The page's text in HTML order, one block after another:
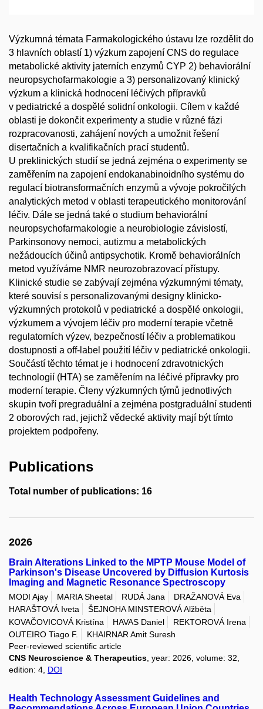
Výzkumná témata Farmakologického ústavu lze rozdělit do
3 hlavních oblastí 1) výzkum zapojení CNS do regulace
metabolické aktivity jaterních enzymů CYP 2) behaviorální
neuropsychofarmakologie a 3) personalizovaný klinický
výzkum a klinická hodnocení léčivých přípravků
v pediatrické a dospělé solidní onkologii. Cílem v každé
oblasti je dokončit experimenty a studie v různé fázi
rozpracovanosti, zahájení nových a umožnit řešení
disertačních a kvalifikačních prací studentů.
U preklinických studií se jedná zejména o experimenty se
zaměřením na zapojení endokanabinoidního systému do
regulací biotransformačních enzymů a vývoje pokročilých
analytických metod v oblasti terapeutického monitorování
léčiv. Dále se jedná také o studium behaviorální
neuropsychofarmakologie a neurobiologie závislostí,
Parkinsonovy nemoci, autizmu a metabolických
nežádoucích účinů antipsychotik. Kromě behaviorálních
metod využíváme NMR neurozobrazovací přístupy.
Klinické studie se zabývají zejména výzkumnými tématy,
které souvisí s personalizovanými designy klinicko-
výzkumných protokolů v pediatrické a dospělé onkologii,
výzkumem a vývojem léčiv pro moderní terapie včetně
regulatorních výzev, bezpečností léčiv a problematikou
dostupnosti a off-label použití léčiv v pediatrické onkologii.
Součástí těchto témat je i hodnocení zdravotnických
technologií (HTA) se zaměřením na léčivé přípravky pro
moderní terapie. Členy výzkumných týmů jednotlivých
skupin tvoří pregraduální a zejména postgraduální studenti
2 oborových rad, jejichž vědecké aktivity mají být tímto
projektem podpořeny.
Publications
Total number of publications: 16
2026
Brain Alterations Linked to the MPTP Mouse Model of
Parkinson's Disease Uncovered by Diffusion Kurtosis
Imaging and Magnetic Resonance Spectroscopy
MODI Ajay MARIA Sheetal RUDÁ Jana
DRAŽANOVÁ Eva
HARAŠTOVÁ Iveta
ŠEJNOHA MINSTEROVÁ Alžběta
KOVAČOVICOVÁ Kristína
HAVAS Daniel
REKTOROVÁ Irena
OUTEIRO Tiago F.
KHAIRNAR Amit Suresh
Peer-reviewed scientific article
CNS Neuroscience & Therapeutics , year: 2026, volume: 32,
edition: 4, DOI
Health Technology Assessment Guidelines and